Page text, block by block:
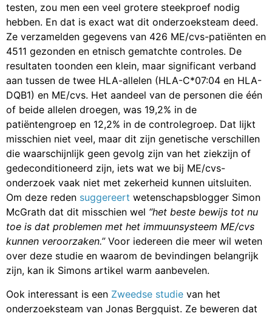
testen, zou men een veel grotere steekproef nodig
hebben. En dat is exact wat dit onderzoeksteam deed.
Ze verzamelden gegevens van 426 ME/cvs-patiënten en
4511 gezonden en etnisch gematchte controles. De
resultaten toonden een klein, maar significant verband
aan tussen de twee HLA-allelen (HLA-C*07:04 en HLA-
DQB1) en ME/cvs. Het aandeel van de personen die één
of beide allelen droegen, was 19,2% in de
patiëntengroep en 12,2% in de controlegroep. Dat lijkt
misschien niet veel, maar dit zijn genetische verschillen
die waarschijnlijk geen gevolg zijn van het ziekzijn of
gedeconditioneerd zijn, iets wat we bij ME/cvs-
onderzoek vaak niet met zekerheid kunnen uitsluiten.
Om deze reden suggereert wetenschapsblogger Simon
McGrath dat dit misschien wel “het beste bewijs tot nu
toe is dat problemen met het immuunsysteem ME/cvs
kunnen veroorzaken.” Voor iedereen die meer wil weten
over deze studie en waarom de bevindingen belangrijk
zijn, kan ik Simons artikel warm aanbevelen.
Ook interessant is een Zweedse studie van het
onderzoeksteam van Jonas Bergquist. Ze beweren dat